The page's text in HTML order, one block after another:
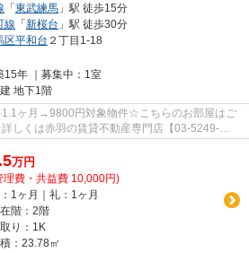
「東武練馬 」駅 徒歩15分
線 「新桜台 」駅 徒歩30分
区平和台 ２丁目1-18
年 ｜募集中： 1室
地下1階
1.1ヶ月→9800円対象物件☆こちらのお部屋はご
しくは赤羽の賃貸不動産専門店【03-5249-
下さい！！
万円
理費・共益費 10,000円)
1ヶ月｜礼：1ヶ月
階：2階
り：1K
：23.78㎡